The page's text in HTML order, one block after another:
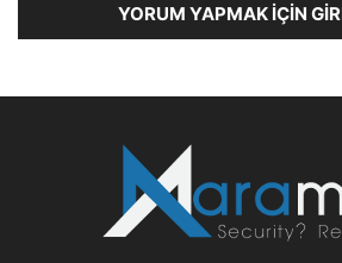
YORUM YAPMAK İÇIN